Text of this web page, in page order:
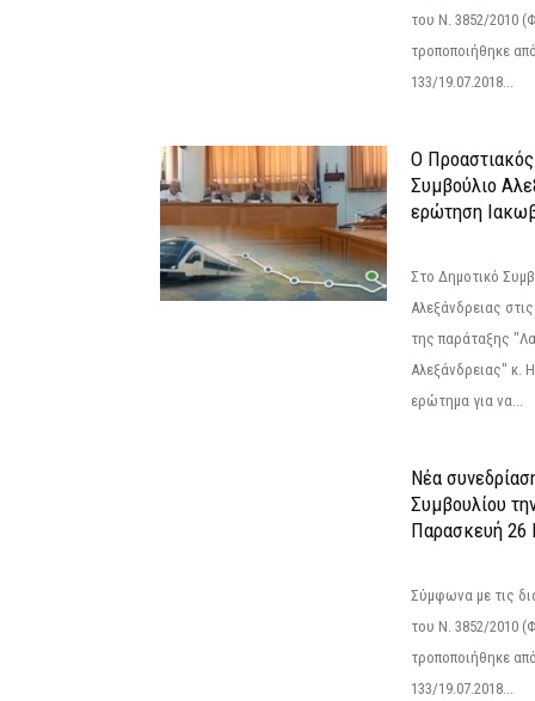
του Ν. 3852/2010
τροποποιήθηκε
133/19.07.2018...
Ο
Συμβούλιο
ερώτηση
Στο Δημοτικό
Αλεξάνδρειας
της παράταξης
Αλεξάνδρειας" κ.
ερώτημα για να...
Νέα
Συμβουλίου
Παρασκευή 26
Σύμφωνα με τις
του Ν. 3852/2010
τροποποιήθηκε
133/19.07.2018...